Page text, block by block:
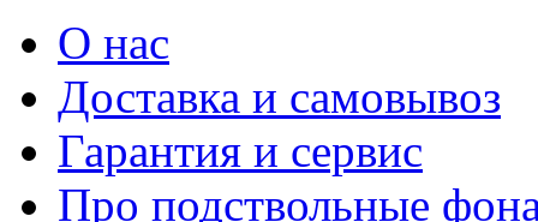
О нас
Доставка и самовывоз
Гарантия и сервис
Про подствольные